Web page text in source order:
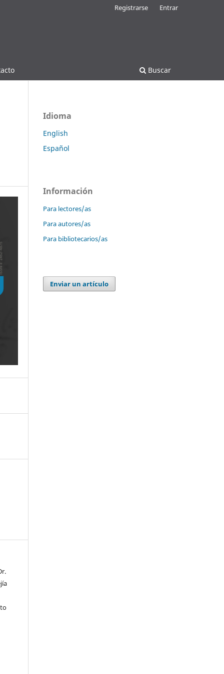
Buscar
Registrarse Entrar
Idioma
English
Español
Información
Para lectores/as
Para autores/as
Para bibliotecarios/as
Enviar un artículo